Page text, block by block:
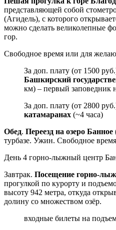
представляющей собой
(Агидель), с которого
можно сделать великолепные
гор.
Свободное время или для
За доп. плату (от 1500
Башкирский
км) – первый
За доп. плату (от 2800
катамаранах (~4 часа)
Обед. Переезд на озеро Банное
турбазе. Ужин. Свободное
День 4 горно-лыжный центр
Завтрак. Посещение горно-
прогулкой по курорту и
высоту 942 метра, откуда
долину со множеством озёр.
входные билеты на